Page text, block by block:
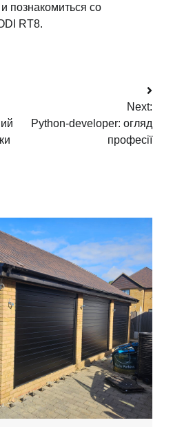
познакомиться со
RT8.
Next:
Python-developer: огляд
професії